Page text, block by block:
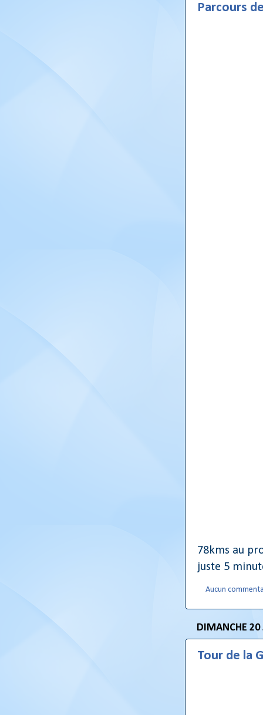
Parcours
78kms au
juste 5
Aucun
DIMANCHE 20
Tour de la